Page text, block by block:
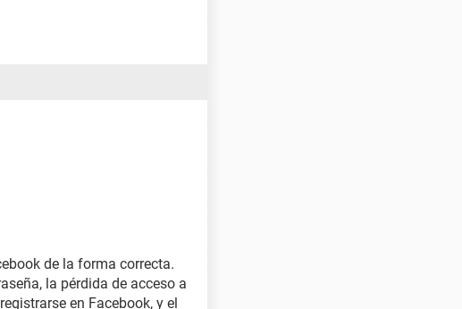
de la forma correcta.
la pérdida de acceso a
en Facebook, y el